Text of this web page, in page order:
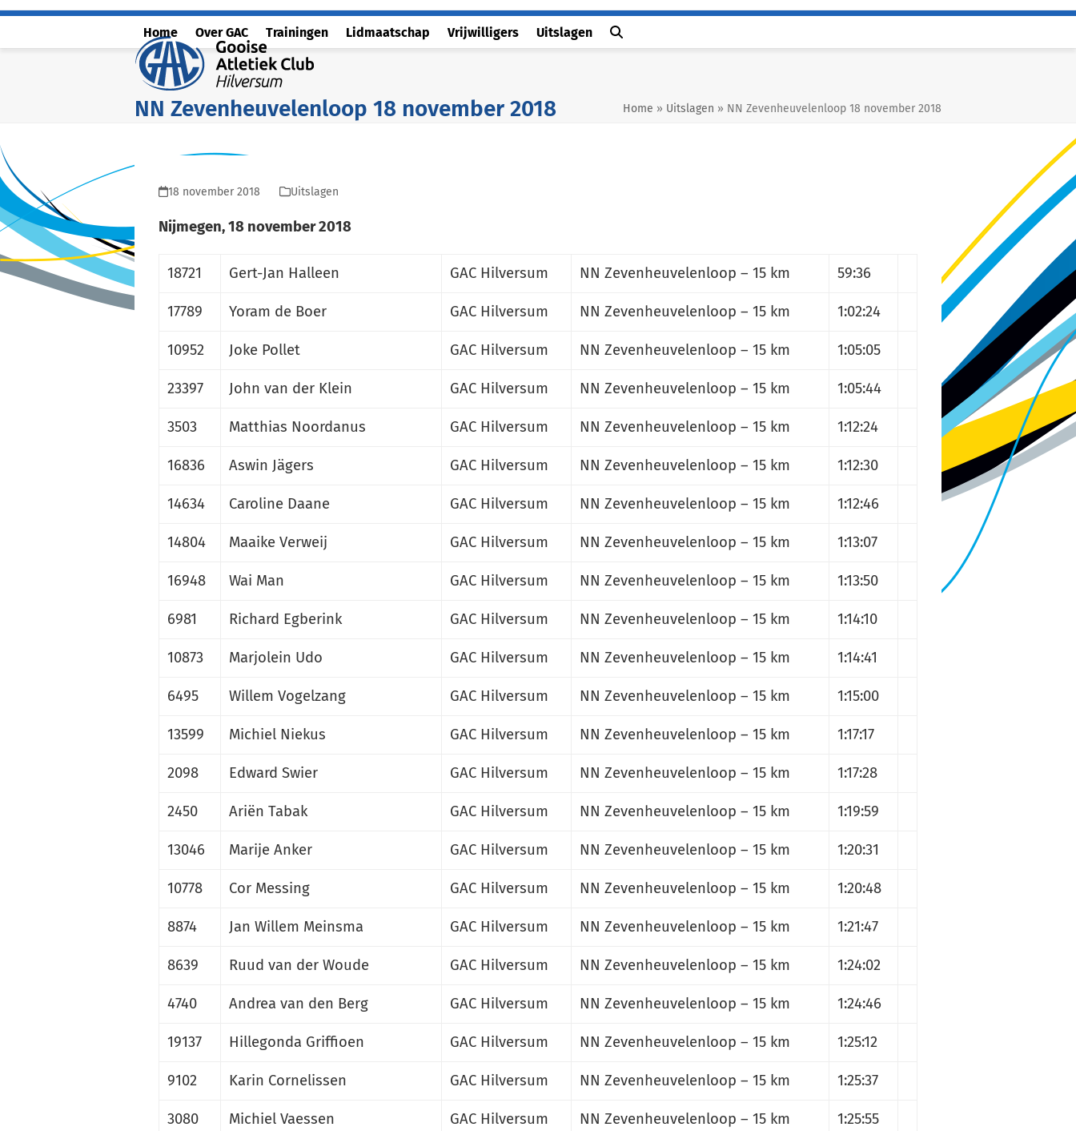
Skip
content
Home Over GAC Trainingen Lidmaatschap Vrijwilligers Uitslagen
NN Zevenheuvelenloop 18 november 2018 Home » Uitslagen » NN Zevenheuvelenloop 18 november 2018
18 november 2018 Uitslagen
Nijmegen, 18 november 2018
18721 Gert-Jan Halleen GAC Hilversum NN Zevenheuvelenloop – 15 km 59:36
17789 Yoram de Boer GAC Hilversum NN Zevenheuvelenloop – 15 km 1:02:24
10952 Joke Pollet GAC Hilversum NN Zevenheuvelenloop – 15 km 1:05:05
23397 John van der Klein GAC Hilversum NN Zevenheuvelenloop – 15 km 1:05:44
3503 Matthias Noordanus GAC Hilversum NN Zevenheuvelenloop – 15 km 1:12:24
16836 Aswin Jägers GAC Hilversum NN Zevenheuvelenloop – 15 km 1:12:30
14634 Caroline Daane GAC Hilversum NN Zevenheuvelenloop – 15 km 1:12:46
14804 Maaike Verweij GAC Hilversum NN Zevenheuvelenloop – 15 km 1:13:07
16948 Wai Man GAC Hilversum NN Zevenheuvelenloop – 15 km 1:13:50
6981 Richard Egberink GAC Hilversum NN Zevenheuvelenloop – 15 km 1:14:10
10873 Marjolein Udo GAC Hilversum NN Zevenheuvelenloop – 15 km 1:14:41
6495 Willem Vogelzang GAC Hilversum NN Zevenheuvelenloop – 15 km 1:15:00
13599 Michiel Niekus GAC Hilversum NN Zevenheuvelenloop – 15 km 1:17:17
2098 Edward Swier GAC Hilversum NN Zevenheuvelenloop – 15 km 1:17:28
2450 Ariën Tabak GAC Hilversum NN Zevenheuvelenloop – 15 km 1:19:59
13046 Marije Anker GAC Hilversum NN Zevenheuvelenloop – 15 km 1:20:31
10778 Cor Messing GAC Hilversum NN Zevenheuvelenloop – 15 km 1:20:48
8874 Jan Willem Meinsma GAC Hilversum NN Zevenheuvelenloop – 15 km 1:21:47
8639 Ruud van der Woude GAC Hilversum NN Zevenheuvelenloop – 15 km 1:24:02
4740 Andrea van den Berg GAC Hilversum NN Zevenheuvelenloop – 15 km 1:24:46
19137 Hillegonda Griffioen GAC Hilversum NN Zevenheuvelenloop – 15 km 1:25:12
9102 Karin Cornelissen GAC Hilversum NN Zevenheuvelenloop – 15 km 1:25:37
3080 Michiel Vaessen GAC Hilversum NN Zevenheuvelenloop – 15 km 1:25:55